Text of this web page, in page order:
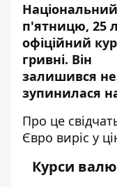
п'ятницю, 25
офіційний
гривні. Він
залишився
зупинилася
Про це
Євро виріс у
Курси